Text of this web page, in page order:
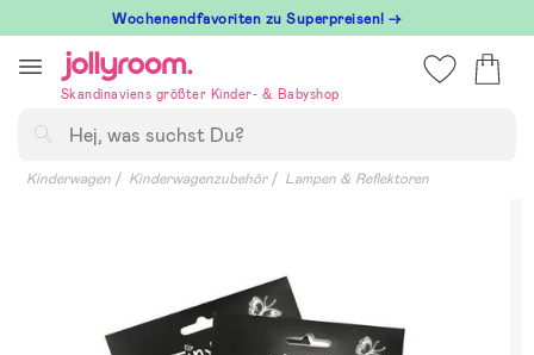
till
innehållet
Wochenendfavoriten zu Superpreisen! →
Skandinaviens größter Kinder- & Babyshop
Kinderwagen Kinderwagenzubehör Lampen & Reflektoren